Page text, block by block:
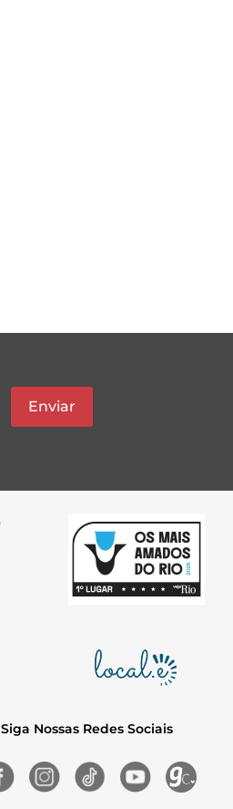
Enviar
Siga Nossas Redes Sociais